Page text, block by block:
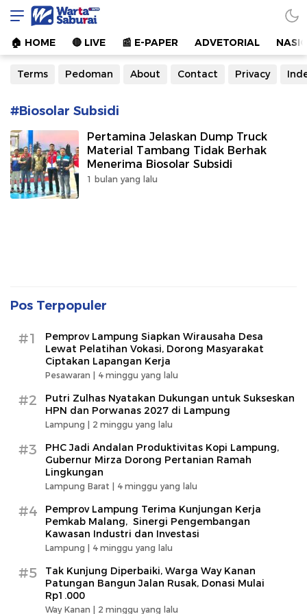
Warta Saburai
Sumber Informasi Terkini
🏠︎ HOME 🔴 LIVE 📰 E-PAPER ADVETORIAL
Terms Pedoman About Contact Privacy
#Biosolar Subsidi
Pertamina Jelaskan Dump Truck
Material Tambang Tidak Berhak
Menerima Biosolar Subsidi
1 bulan yang lalu
Pos Terpopuler
#1
Pemprov Lampung Siapkan Wirausaha Desa
Lewat Pelatihan Vokasi, Dorong Masyarakat
Ciptakan Lapangan Kerja
Pesawaran | 4 minggu yang lalu
#2
Putri Zulhas Nyatakan Dukungan untuk Sukseskan
HPN dan Porwanas 2027 di Lampung
Lampung | 2 minggu yang lalu
#3
PHC Jadi Andalan Produktivitas Kopi Lampung,
Gubernur Mirza Dorong Pertanian Ramah
Lingkungan
Lampung Barat | 4 minggu yang lalu
#4
Pemprov Lampung Terima Kunjungan Kerja
Pemkab Malang, Sinergi Pengembangan
Kawasan Industri dan Investasi
Lampung | 4 minggu yang lalu
#5
Tak Kunjung Diperbaiki, Warga Way Kanan
Patungan Bangun Jalan Rusak, Donasi Mulai
Rp1.000
Way Kanan | 2 minggu yang lalu